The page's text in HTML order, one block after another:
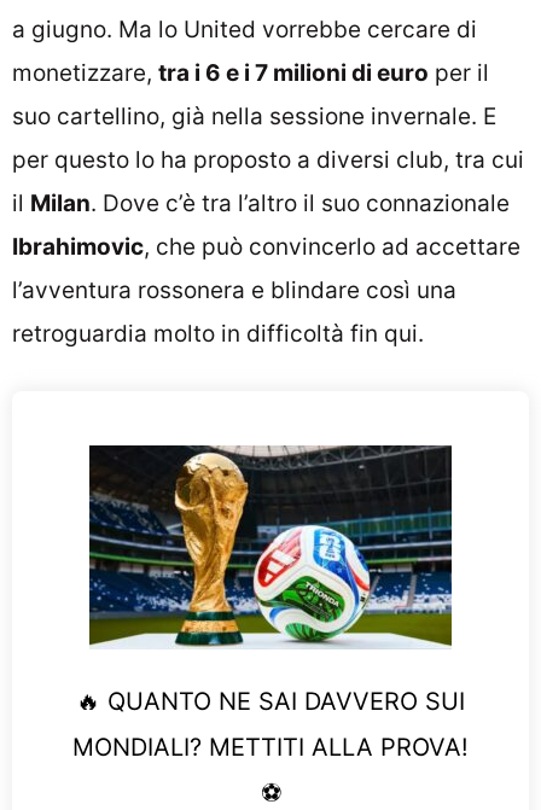
a giugno. Ma lo United vorrebbe cercare di
monetizzare, tra i 6 e i 7 milioni di euro per il
suo cartellino, già nella sessione invernale. E
per questo lo ha proposto a diversi club, tra cui
il Milan. Dove c’è tra l’altro il suo connazionale
Ibrahimovic, che può convincerlo ad accettare
l’avventura rossonera e blindare così una
retroguardia molto in difficoltà fin qui.
🔥 QUANTO NE SAI DAVVERO SUI
MONDIALI? METTITI ALLA PROVA!
⚽